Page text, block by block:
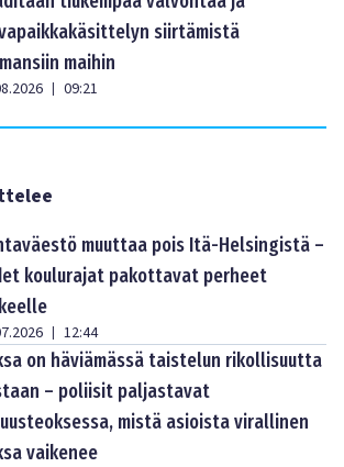
siirtämistä
maihin
| 09:21
muuttaa pois Itä-Helsingistä –
koulurajat pakottavat perheet
| 12:44
on häviämässä taistelun rikollisuutta
– poliisit paljastavat
mistä asioista virallinen
vaikenee